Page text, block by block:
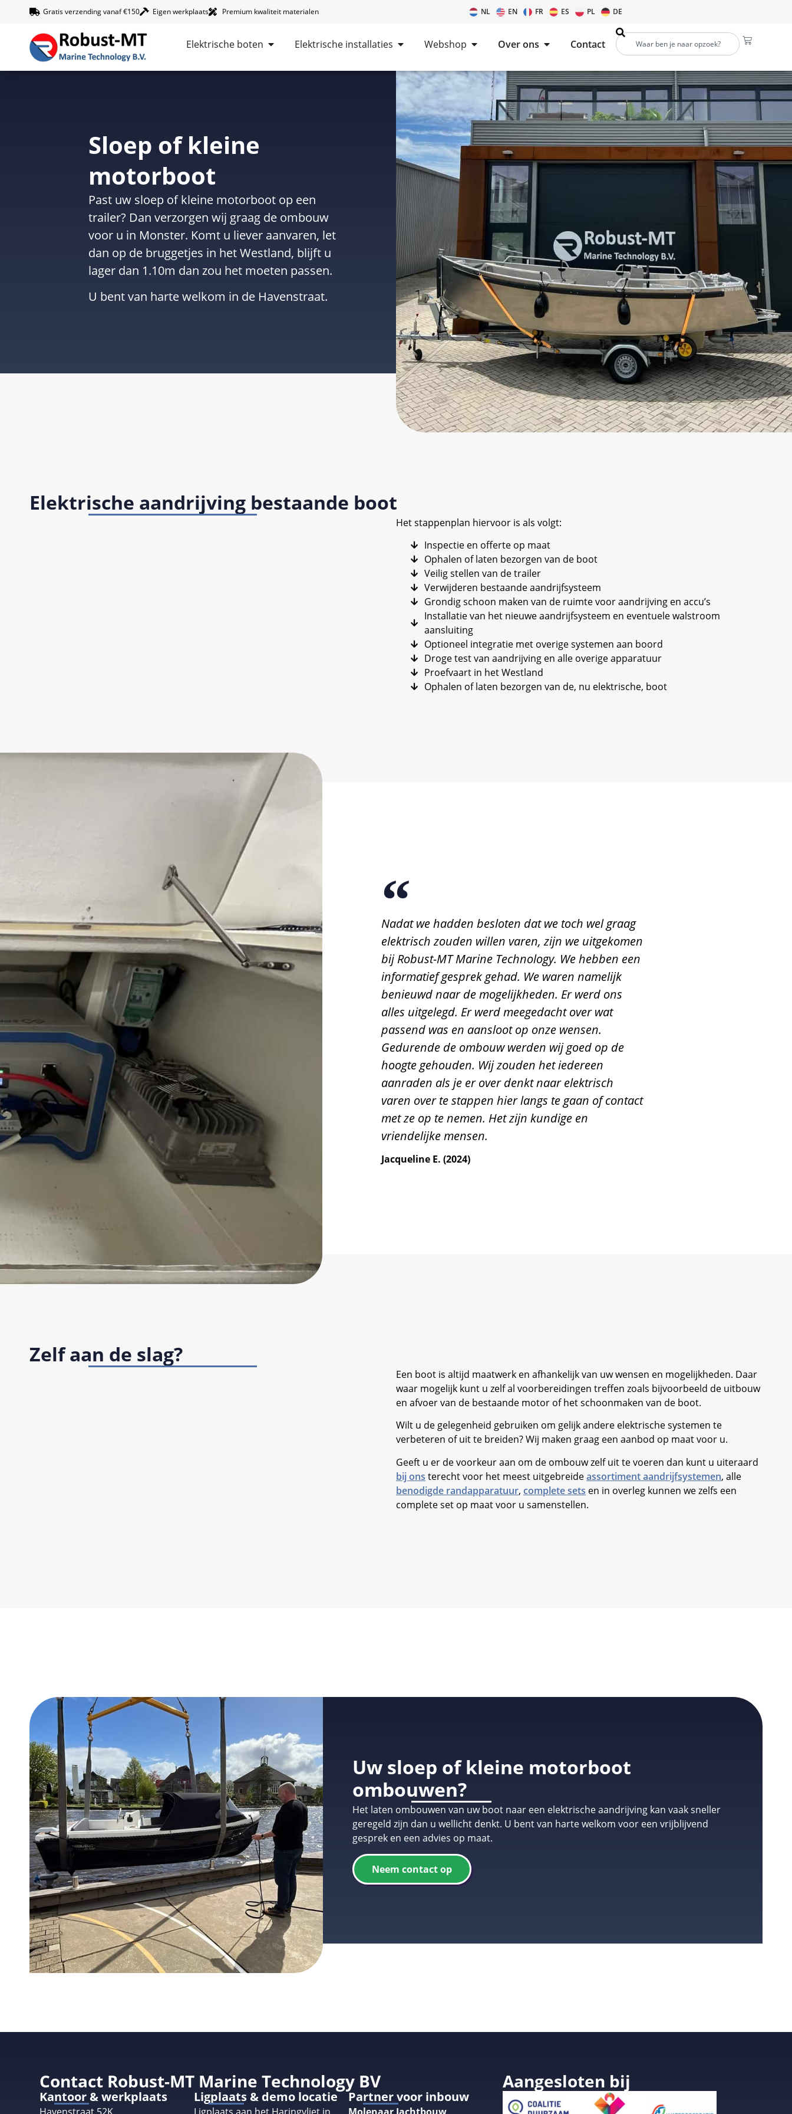
Gratis verzending vanaf €150 Eigen werkplaats Premium kwaliteit materialen NL EN FR ES PL DE
Elektrische boten Elektrische installaties Webshop Over ons Contact
Sloep of kleine
motorboot
Past uw sloep of kleine motorboot op een
trailer? Dan verzorgen wij graag de ombouw
voor u in Monster. Komt u liever aanvaren, let
dan op de bruggetjes in het Westland, blijft u
lager dan 1.10m dan zou het moeten passen.
U bent van harte welkom in de Havenstraat.
Elektrische aandrijving bestaande boot
Het stappenplan hiervoor is als volgt:
Inspectie en offerte op maat
Ophalen of laten bezorgen van de boot
Veilig stellen van de trailer
Verwijderen bestaande aandrijfsysteem
Grondig schoon maken van de ruimte voor aandrijving en accu’s
Installatie van het nieuwe aandrijfsysteem en eventuele walstroom
aansluiting
Optioneel integratie met overige systemen aan boord
Droge test van aandrijving en alle overige apparatuur
Proefvaart in het Westland
Ophalen of laten bezorgen van de, nu elektrische, boot
Nadat we hadden besloten dat we toch wel graag
elektrisch zouden willen varen, zijn we uitgekomen
bij Robust-MT Marine Technology. We hebben een
informatief gesprek gehad. We waren namelijk
benieuwd naar de mogelijkheden. Er werd ons
alles uitgelegd. Er werd meegedacht over wat
passend was en aansloot op onze wensen.
Gedurende de ombouw werden wij goed op de
hoogte gehouden. Wij zouden het iedereen
aanraden als je er over denkt naar elektrisch
varen over te stappen hier langs te gaan of contact
met ze op te nemen. Het zijn kundige en
vriendelijke mensen.
Jacqueline E. (2024)
Zelf aan de slag?
Een boot is altijd maatwerk en afhankelijk van uw wensen en mogelijkheden. Daar
waar mogelijk kunt u zelf al voorbereidingen treffen zoals bijvoorbeeld de uitbouw
en afvoer van de bestaande motor of het schoonmaken van de boot.
Wilt u de gelegenheid gebruiken om gelijk andere elektrische systemen te
verbeteren of uit te breiden? Wij maken graag een aanbod op maat voor u.
Geeft u er de voorkeur aan om de ombouw zelf uit te voeren dan kunt u uiteraard
bij ons terecht voor het meest uitgebreideassortiment aandrijfsystemen, alle
benodigde randapparatuur, complete sets en in overleg kunnen we zelfs een
complete set op maat voor u samenstellen.
Uw sloep of kleine motorboot
ombouwen?
Het laten ombouwen van uw boot naar een elektrische aandrijving kan vaak sneller
geregeld zijn dan u wellicht denkt. U bent van harte welkom voor een vrijblijvend
gesprek en een advies op maat.
Neem contact op
Contact Robust-MT Marine Technology BV
Kantoor & werkplaats Ligplaats & demo locatie Partner voor inbouw
Aangesloten bij